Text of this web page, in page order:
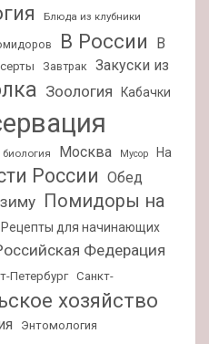
Блюда из клубники
В России
В
Завтрак Закуски из
Зоология Кабачки
Москва Мусор
На
России Обед
Помидоры на
Рецепты для начинающих
Федерация
Петербург Санкт-
хозяйство
Энтомология